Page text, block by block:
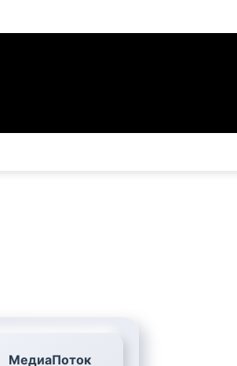
МедиаПоток